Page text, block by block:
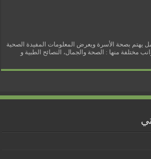
بصحة الأسرة ويعرض المعلومات المفيدة الصحية
مختلفة منها : الصحة والجمال، النصائح الطبية و